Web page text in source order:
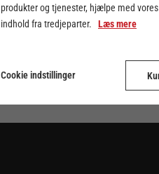
produkter og tjenester, hjælpe med
indhold fra tredjeparter. Læs mere
Cookie indstillinger